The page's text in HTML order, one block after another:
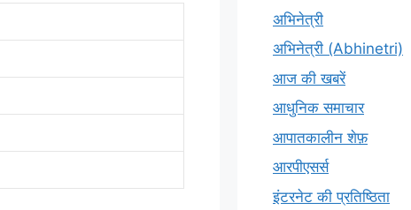
अभिनेत्री
अभिनेत्री (Abhinetri)
आज की खबरें
आधुनिक समाचार
आपातकालीन शेफ़
आरपीएसर्स
इंटरनेट की प्रतिष्ठिता